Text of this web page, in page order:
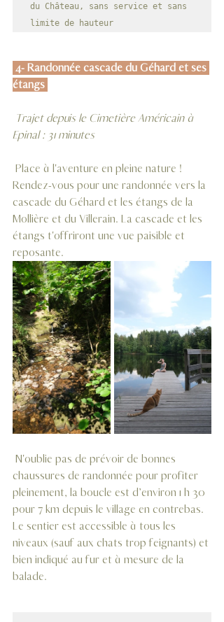
du Château, sans service et sans
limite de hauteur
étangs
Epinal : 31 minutes
Rendez-vous pour une randonnée vers la
cascade du Géhard et les étangs de la
Mollière et du Villerain. La cascade et les
étangs t'offriront une vue paisible et
reposante.
chaussures de randonnée pour profiter
pleinement, la boucle est d’environ 1 h 30
pour 7 km depuis le village en contrebas.
Le sentier est accessible à tous les
niveaux (sauf aux chats trop feignants) et
bien indiqué au fur et à mesure de la
balade.